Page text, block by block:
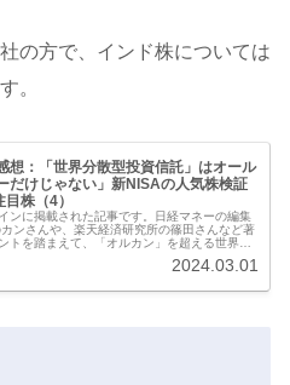
の方で、インド株については
。
想：「世界分散型投資信託」はオール
だけじゃない」新NISAの人気株検証
株（4）
ンに掲載された記事です。日経マネーの編集
ンさんや、楽天経済研究所の篠田さんなど著
トを踏まえて、「オルカン」を超える世界分
2024.03.01